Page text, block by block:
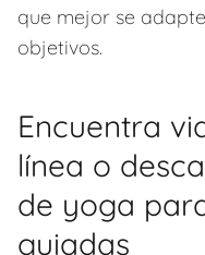
que mejor se
objetivos.
Encuentra
línea o
de yoga
guiadas